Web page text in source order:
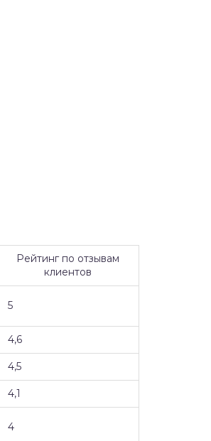
Рейтинг по отзывам
клиентов
5
4,6
4,5
4,1
4